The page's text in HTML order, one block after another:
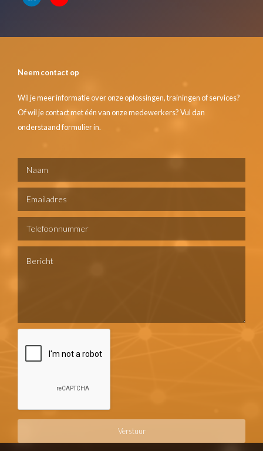
Neem contact op
Wil je meer informatie over onze oplossingen, trainingen of services?
Of wil je contact met één van onze medewerkers? Vul dan
onderstaand formulier in.